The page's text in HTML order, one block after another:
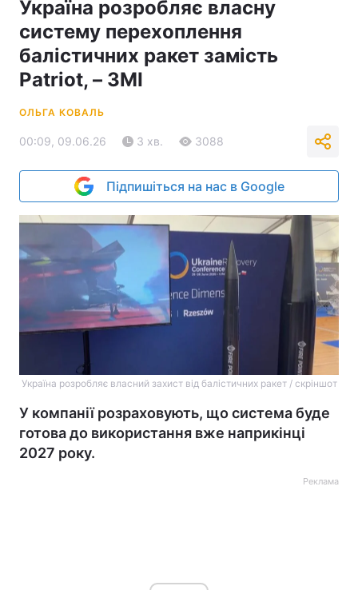
Україна розробляє власну
систему перехоплення
балістичних ракет замість
Patriot, – ЗМІ
ОЛЬГА КОВАЛЬ
00:09, 09.06.26 3 хв. 3088
Підпишіться на нас в Google
Україна розробляє власний захист від балістичних ракет / скріншот
У компанії розраховують, що система буде
готова до використання вже наприкінці
2027 року.
Реклама